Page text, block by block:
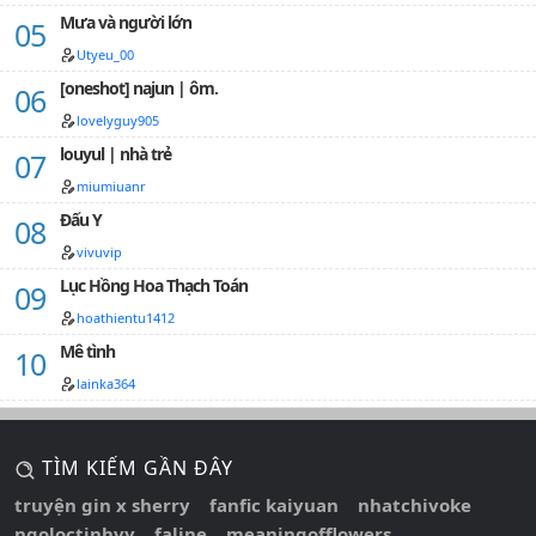
Mưa và người lớn
Utyeu_00
[oneshot] najun | ôm.
lovelyguy905
louyul | nhà trẻ
miumiuanr
Đấu Y
vivuvip
Lục Hồng Hoa Thạch Toán
hoathientu1412
Mê tình
lainka364
TÌM KIẾM GẦN ĐÂY
truyện gin x sherry fanfic kaiyuan
nhatchivoke